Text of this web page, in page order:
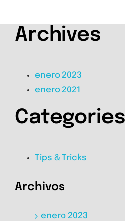
Archives
enero 2023
enero 2021
Categories
Tips & Tricks
Archivos
enero 2023